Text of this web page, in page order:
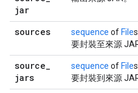
jar
sources sequence of File
要封裝至來源
source_
jars
sequence of File
要封裝到來源